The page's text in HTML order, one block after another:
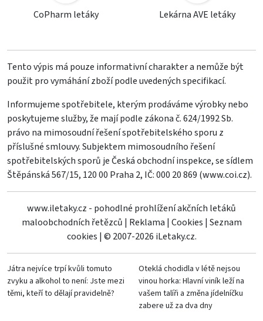
CoPharm letáky Lekárna AVE letáky
Tento výpis má pouze informativní charakter a nemůže být
použit pro vymáhání zboží podle uvedených specifikací.
Informujeme spotřebitele, kterým prodáváme výrobky nebo
poskytujeme služby, že mají podle zákona č. 624/1992 Sb.
právo na mimosoudní řešení spotřebitelského sporu z
příslušné smlouvy. Subjektem mimosoudního řešení
spotřebitelských sporů je Česká obchodní inspekce, se sídlem
Štěpánská 567/15, 120 00 Praha 2, IČ: 000 20 869 (www.coi.cz).
www.iletaky.cz - pohodlné prohlížení akčních letáků
maloobchodních řetězců | Reklama | Cookies | Seznam
cookies | © 2007-2026 iLetaky.cz.
Játra nejvíce trpí kvůli tomuto
zvyku a alkohol to není: Jste mezi
těmi, kteří to dělají pravidelně?
Oteklá chodidla v létě nejsou
vinou horka: Hlavní viník leží na
vašem talíři a změna jídelníčku
zabere už za dva dny